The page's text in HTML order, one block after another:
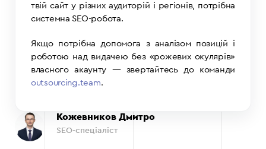
твій сайт у різних аудиторій і регіонів, потрібна
системна SEO-робота.
Якщо потрібна допомога з аналізом позицій і
роботою над видачею без «рожевих окулярів»
власного акаунту — звертайтесь до команди
outsourcing.team.
Кожевников Дмитро
SEO-спеціаліст